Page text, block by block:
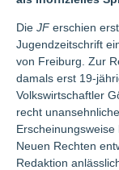
Die JF erschien
Jugendzeitschrift
von Freiburg. Zur
damals erst 19-
Volkswirtschaftler
recht
Erscheinungsweise
Neuen Rechten
Redaktion